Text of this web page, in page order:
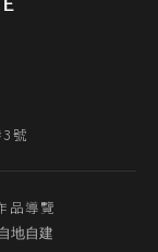
號
品導覽
地自建